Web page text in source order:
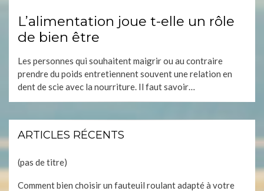
L’alimentation joue t-elle un rôle
de bien être
Les personnes qui souhaitent maigrir ou au contraire
prendre du poids entretiennent souvent une relation en
dent de scie avec la nourriture. Il faut savoir…
ARTICLES RÉCENTS
(pas de titre)
Comment bien choisir un fauteuil roulant adapté à votre